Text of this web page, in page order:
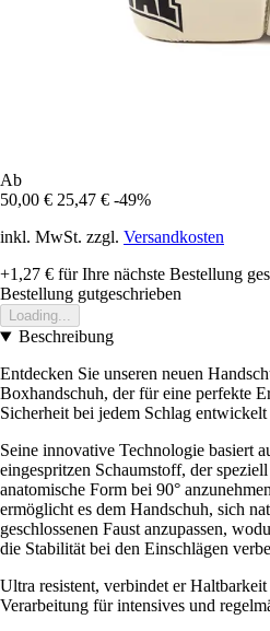
Ab
50,00 € 25,47 € -49%
inkl. MwSt. zzgl. Versandkosten
+1,27 € für Ihre nächste Bestellung
Bestellung gutgeschrieben
Loading...
Beschreibung
Entdecken Sie unseren neuen
Boxhandschuh, der für eine perfekte
Sicherheit bei jedem Schlag
Seine innovative Technologie basiert
eingespritzen Schaumstoff, der
anatomische Form bei 90°
ermöglicht es dem Handschuh, sich
geschlossenen Faust anzupassen,
die Stabilität bei den Einschlägen
Ultra resistent, verbindet er
Verarbeitung für intensives und